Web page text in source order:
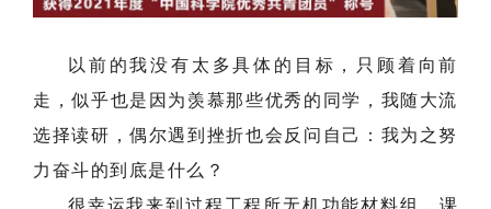
以前的我没有太多具体的目标，只顾着向前
走，似乎也是因为羡慕那些优秀的同学，我随大流
选择读研，偶尔遇到挫折也会反问自己：我为之努
力奋斗的到底是什么？
很幸运我来到过程工程所无机功能材料组，课